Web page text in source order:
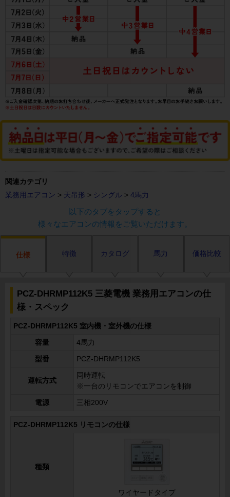
関連カテゴリ
業務用エアコン > 天吊形 > シングル > 4馬力
以下のタブをタップすると
様々なエアコンの情報をご覧いただけます。
仕様 特徴 カタログ 馬力 価格比較
PCZ-DHRMP112K5 三菱電機 業務用エアコンの仕
様・スペック
PCZ-DHRMP112K5 室内機・室外機の仕様
容量 4馬力
型番 PCZ-DHRMP112K5
運転方式
同時運転
※一台のリモコンでエアコンを制御
電源 三相200V
PCZ-DHRMP112K5 リモコンの仕様
種類
ワイヤードタイプ